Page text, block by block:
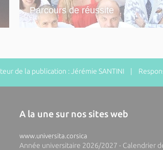
Parcours de réussite
de la publication : Jérémie SANTINI |
A la une sur nos sites web
www.universita.corsica
Année universitaire 2026/2027 - Calendrier